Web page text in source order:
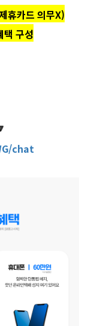
휴카드 의무X)
택 구성
chat